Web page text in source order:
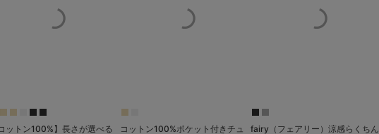
コットン100%】長さが選べる
コットン100%ポケット付きチュ
fairy（フェアリー）涼感らくちん